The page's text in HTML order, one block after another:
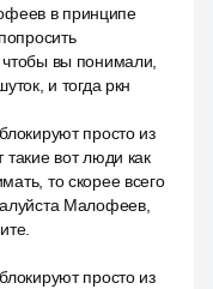
в принципе
вы понимали,
и тогда ркн
просто из
вот люди как
то скорее всего
Малофеев,
просто из